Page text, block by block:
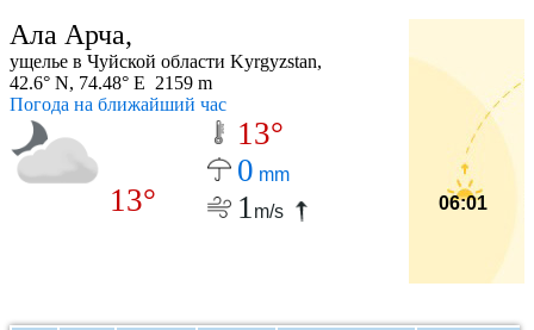
Ала Арча,
ущелье в Чуйской области Kyrgyzstan,
42.6° N, 74.48° E 2159 m
Погода на ближайший час
13°
13°
0 mm
1 m/s 06:01